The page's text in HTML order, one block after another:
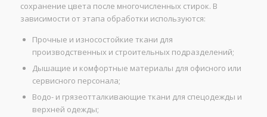
сохранение цвета после многочисленных стирок. В
зависимости от этапа обработки используются:
Прочные и износостойкие ткани для
производственных и строительных подразделений;
Дышащие и комфортные материалы для офисного или
сервисного персонала;
Водо- и грязеотталкивающие ткани для спецодежды и
верхней одежды;